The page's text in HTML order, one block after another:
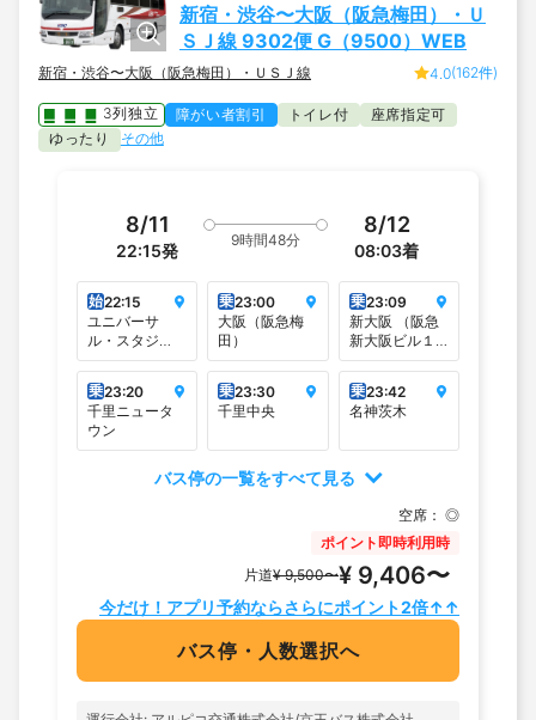
新宿・渋谷〜大阪（阪急梅田）・Ｕ
ＳＪ線 9302便 G（9500）WEB
新宿・渋谷〜大阪（阪急梅田）・ＵＳＪ線 4.0(162件)
3列独立 障がい者割引 トイレ付
座席指定可
ゆったり
その他
8/11
22:15発
9時間48分
8/12
08:03着
始22:15
ユニバーサ
ル・スタジ
オ・ジャパン
乗23:00
大阪（阪急梅
田）
乗23:09
新大阪 （阪急
新大阪ビル１
F）
乗23:20
千里ニュータ
ウン
乗23:30
千里中央
乗23:42
名神茨木
バス停の一覧をすべて見る
空席： ◎
ポイント即時利用時
片道¥ 9,500〜¥ 9,406〜
今だけ！アプリ予約ならさらにポイント2倍↑↑
バス停・人数選択へ